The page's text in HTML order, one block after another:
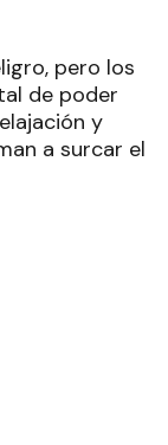
pero los
de poder
y
a surcar el